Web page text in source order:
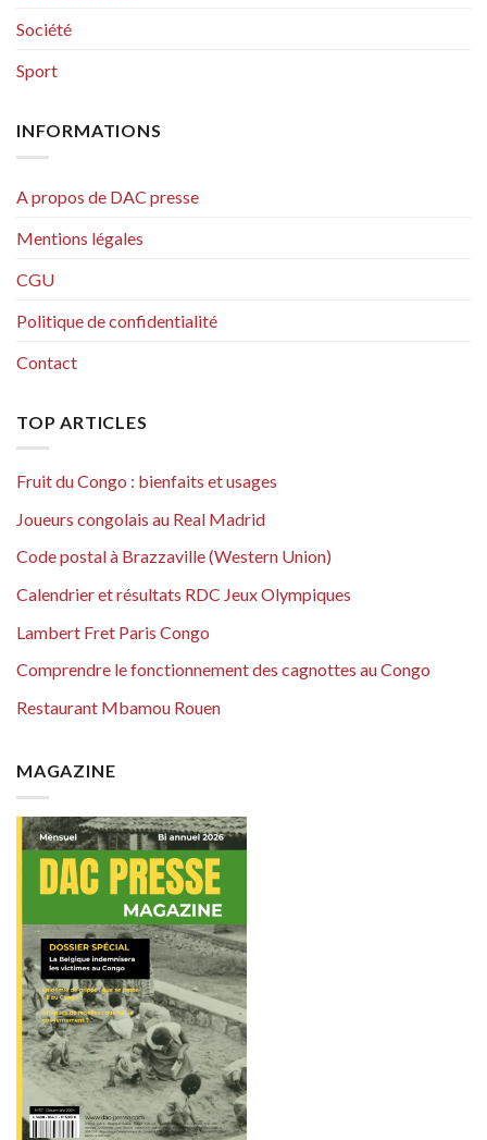
Société
Sport
INFORMATIONS
A propos de DAC presse
Mentions légales
CGU
Politique de confidentialité
Contact
TOP ARTICLES
Fruit du Congo : bienfaits et usages
Joueurs congolais au Real Madrid
Code postal à Brazzaville (Western Union)
Calendrier et résultats RDC Jeux Olympiques
Lambert Fret Paris Congo
Comprendre le fonctionnement des cagnottes au Congo
Restaurant Mbamou Rouen
MAGAZINE